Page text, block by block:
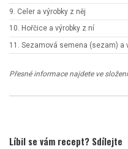
9. Celer a výrobky z něj
10. Hořčice a výrobky z ní
11. Sezamová semena (sezam) a
Přesné informace najdete ve
Líbil se vám recept? Sdílejte